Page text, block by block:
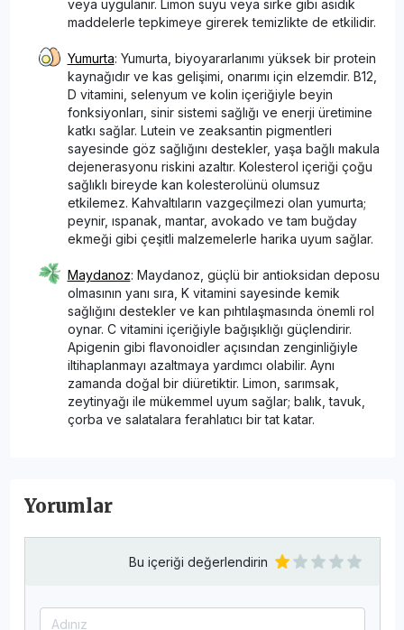
veya uygulanır. Limon suyu veya sirke gibi asidik
maddelerle tepkimeye girerek temizlikte de etkilidir.
Yumurta: Yumurta, biyoyararlanımı yüksek bir protein
kaynağıdır ve kas gelişimi, onarımı için elzemdir. B12,
D vitamini, selenyum ve kolin içeriğiyle beyin
fonksiyonları, sinir sistemi sağlığı ve enerji üretimine
katkı sağlar. Lutein ve zeaksantin pigmentleri
sayesinde göz sağlığını destekler, yaşa bağlı makula
dejenerasyonu riskini azaltır. Kolesterol içeriği çoğu
sağlıklı bireyde kan kolesterolünü olumsuz
etkilemez. Kahvaltıların vazgeçilmezi olan yumurta;
peynir, ıspanak, mantar, avokado ve tam buğday
ekmeği gibi çeşitli malzemelerle harika uyum sağlar.
Maydanoz: Maydanoz, güçlü bir antioksidan deposu
olmasının yanı sıra, K vitamini sayesinde kemik
sağlığını destekler ve kan pıhtılaşmasında önemli rol
oynar. C vitamini içeriğiyle bağışıklığı güçlendirir.
Apigenin gibi flavonoidler açısından zenginliğiyle
iltihaplanmayı azaltmaya yardımcı olabilir. Aynı
zamanda doğal bir diüretiktir. Limon, sarımsak,
zeytinyağı ile mükemmel uyum sağlar; balık, tavuk,
çorba ve salatalara ferahlatıcı bir tat katar.
Yorumlar
Bu içeriği değerlendirin